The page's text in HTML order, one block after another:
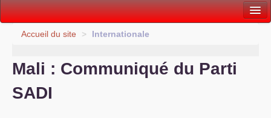
Vie politique
Accueil du site > Internationale
Mali : Communiqué du Parti
SADI